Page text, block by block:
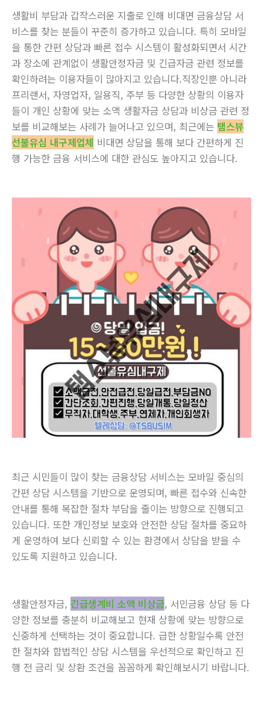
생활비 부담과 갑작스러운 지출로 인해 비대면 금융상담 서
비스를 찾는 분들이 꾸준히 증가하고 있습니다. 특히 모바일
을 통한 간편 상담과 빠른 접수 시스템이 활성화되면서 시간
과 장소에 관계없이 생활안정자금 및 긴급자금 관련 정보를
확인하려는 이용자들이 많아지고 있습니다.직장인뿐 아니라
프리랜서, 자영업자, 일용직, 주부 등 다양한 상황의 이용자
들이 개인 상황에 맞는 소액 생활자금 상담과 비상금 관련 정
보를 비교해보는 사례가 늘어나고 있으며, 최근에는 탬스뷰
선불유심 내구제업체 비대면 상담을 통해 보다 간편하게 진
행 가능한 금융 서비스에 대한 관심도 높아지고 있습니다.
최근 시민들이 많이 찾는 금융상담 서비스는 모바일 중심의
간편 상담 시스템을 기반으로 운영되며, 빠른 접수와 신속한
안내를 통해 복잡한 절차 부담을 줄이는 방향으로 진행되고
있습니다. 또한 개인정보 보호와 안전한 상담 절차를 중요하
게 운영하여 보다 신뢰할 수 있는 환경에서 상담을 받을 수
있도록 지원하고 있습니다.
생활안정자금, 긴급생계비 소액 비상금, 서민금융 상담 등 다
양한 정보를 충분히 비교해보고 현재 상황에 맞는 방향으로
신중하게 선택하는 것이 중요합니다. 급한 상황일수록 안전
한 절차와 합법적인 상담 시스템을 우선적으로 확인하고 진
행 전 금리 및 상환 조건을 꼼꼼하게 확인해보시기 바랍니다.